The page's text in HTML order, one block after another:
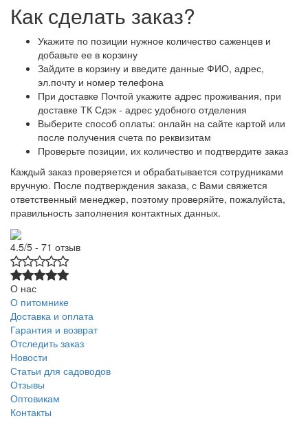
Как сделать заказ?
Укажите по позиции нужное количество саженцев и
добавьте ее в корзину
Зайдите в корзину и введите данные ФИО, адрес,
эл.почту и номер телефона
При доставке Почтой укажите адрес проживания, при
доставке ТК Сдэк - адрес удобного отделения
Выберите способ оплаты: онлайн на сайте картой или
после получения счета по реквизитам
Проверьте позиции, их количество и подтвердите заказ
Каждый заказ проверяется и обрабатывается сотрудниками
вручную. После подтверждения заказа, с Вами свяжется
ответственный менеджер, поэтому проверяйте, пожалуйста,
правильность заполнения контактных данных.
4.5/5 - 71 отзыв
О нас
О питомнике
Доставка и оплата
Гарантия и возврат
Отследить заказ
Новости
Статьи для садоводов
Отзывы
Оптовикам
Контакты